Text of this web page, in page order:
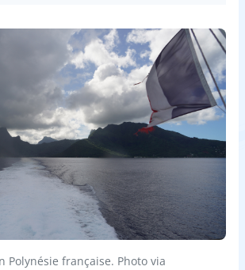
Polynésie française. Photo via